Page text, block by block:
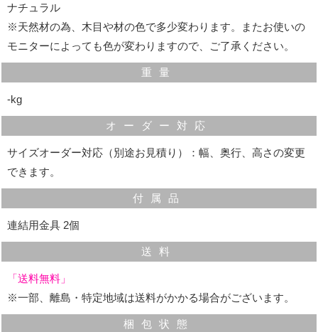
背面化粧仕上げ
背面は同じ材種のツキ板で仕上げている、高級感のある
仕様です。
お部屋の間仕切りとしてもお使いいただけます。
ナチュラル
※天然材の為、木目や材の色で多少変わります。またお使いの
モニターによっても色が変わりますので、ご了承ください。
重量
‐kg
オーダー対応
サイズオーダー対応（別途お見積り）：幅、奥行、高さの変更
できます。
付属品
連結用金具 2個
送料
「送料無料」
※一部、離島・特定地域は送料がかかる場合がございます。
梱包状態